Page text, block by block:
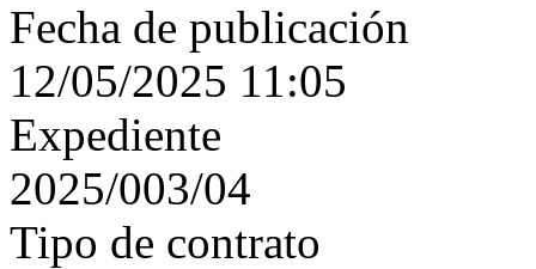
Fecha de publicación
12/05/2025 11:05
Expediente
2025/003/04
Tipo de contrato